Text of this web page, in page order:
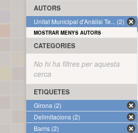
AUTORS
Unitat Municipal d'Anàlisi Te... (2)
MOSTRAR MENYS AUTORS
CATEGORIES
No hi ha filtres per aquesta
cerca
ETIQUETES
Girona (2)
Delimitacions (2)
Barris (2)